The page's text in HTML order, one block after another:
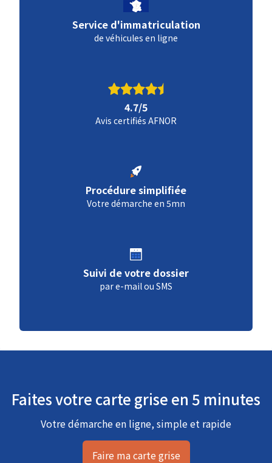
Service d'immatriculation
de véhicules en ligne
4.7/5
Avis certifiés AFNOR
Procédure simplifiée
Votre démarche en 5mn
Suivi de votre dossier
par e-mail ou SMS
Faites votre carte grise en 5 minutes
Votre démarche en ligne, simple et rapide
Faire ma carte grise